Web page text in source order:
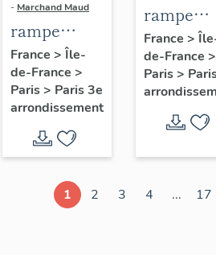
- Marchand Maud
rampe
d'appui,
escalier de
la maison à
cochère
(non étudié)
France > Île-
de-France >
Paris> Paris 3e
arrondissement
rampe
d'appui,
escalier
la
cochère
(non
France >
de-France >
Paris>
1 2 3 4 ... 17